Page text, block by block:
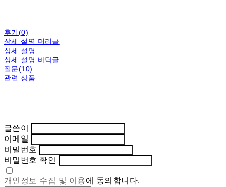
후기(0)
상세 설명 머리글
상세 설명
상세 설명 바닥글
질문(10)
관련 상품
글쓴이
이메일
비밀번호
비밀번호 확인
개인정보 수집 및 이용에 동의합니다.